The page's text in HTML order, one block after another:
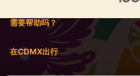
需要帮助吗？
在CDMX出行